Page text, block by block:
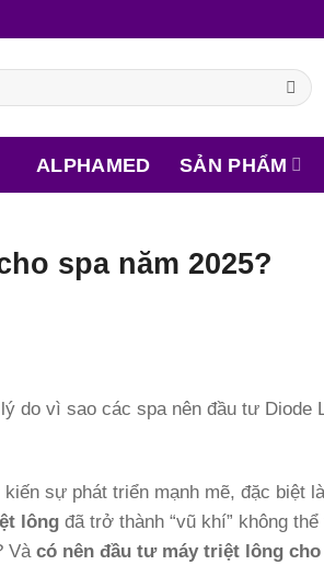
ALPHAMED SẢN PHẨM
spa năm 2025?
do vì sao các spa nên đầu tư Diode
sự phát triển mạnh mẽ, đặc biệt
lông đã trở thành “vũ khí” không
Và có nên đầu tư máy triệt lông cho